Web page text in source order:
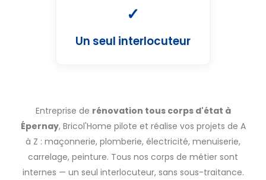
✓
Un seul interlocuteur
Entreprise de rénovation tous corps d'état à
Épernay, Bricol'Home pilote et réalise vos projets de A
à Z : maçonnerie, plomberie, électricité, menuiserie,
carrelage, peinture. Tous nos corps de métier sont
internes — un seul interlocuteur, sans sous-traitance.